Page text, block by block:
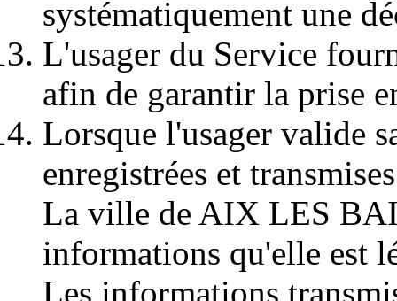
systématiquement une
L'usager du Service
afin de garantir la prise
Lorsque l'usager valide
enregistrées et
La ville de AIX LES
informations qu'elle est
Les informations